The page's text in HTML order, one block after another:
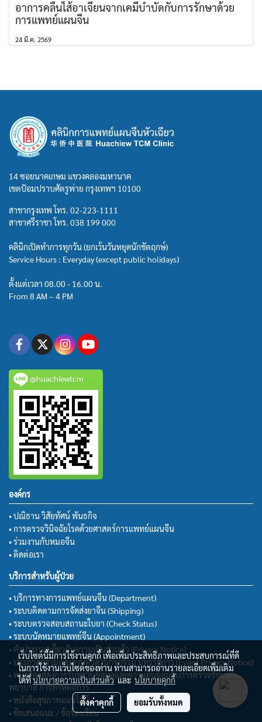
อาการคลื่นไส้อาเจียนจากเคมีบำบัดกับการรักษาด้วย
การแพทย์แผนจีน
24 มี.ค. 2569
14 ซอยนาคเกษม แขวงคลองมหานาค
เขตป้อมปราบศัตรูพ่าย กรุงเทพฯ 10100
สาขากรุงเทพ โทร. 02-223-1111
สาขาศรีราชา โทร. 038 199 000
คลินิกเปิดทำการทุกวัน (ยกเว้นวันหยุดนักขัตฤกษ์)
Service Hours : Everyday (except public holidays)
ตั้งแต่เวลา 08.00 - 16.00 น.
From 8 AM – 4 PM
@huachiewtcm
องค์กร
• ปณิธาน วิสัยทัศน์ พันธกิจ
• การตรวจวินิจฉัยโรคด้วยศาสตร์การแพทย์แผนจีน
• ร่วมงานกับหมอจีน
• ติดต่อเรา
บริการสำหรับผู้ป่วย
• บริการทางการแพทย์แผนจีน (Department)
• ระบบติดตามการจัดส่งยาจีน (Shipping)
• ระบบตรวจสอบสถานะใบยา (Check Status)
• ระบบนัดหมายแพทย์จีน (Appointment)
• คำประกาศเกี่ยวกับความเป็นส่วนตัว (Privacy Notice)
• ประกาศความเป็นส่วนตัวด้านกิจกรรม นิทรรศการ (Event Privacy Notice)
• หนังสือแสดงการรับทราบข้อมูลและความยินยอมรับการตรวจรักษา
พยาบาล การทำหัตถการ
• หนังสือสุขภาพออนไลน์
• ข้อเสนอแนะ / ข้อร้องเรียน
เว็บไซต์นี้มีการใช้งานคุกกี้ เพื่อเพิ่มประสิทธิภาพและประสบการณ์ที่ดี
ในการใช้งานเว็บไซต์ของท่าน ท่านสามารถอ่านรายละเอียดเพิ่มเติม
ได้ที่นโยบายความเป็นส่วนตัวและ นโยบายคุกกี้
ตั้งค่าคุกกี้ ยอมรับทั้งหมด